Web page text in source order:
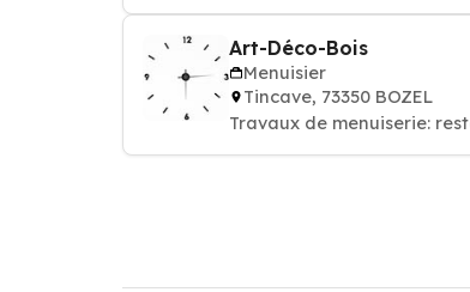
Art-Déco-Bois
Menuisier
Tincave, 73350 BOZEL
Travaux de menuiserie: